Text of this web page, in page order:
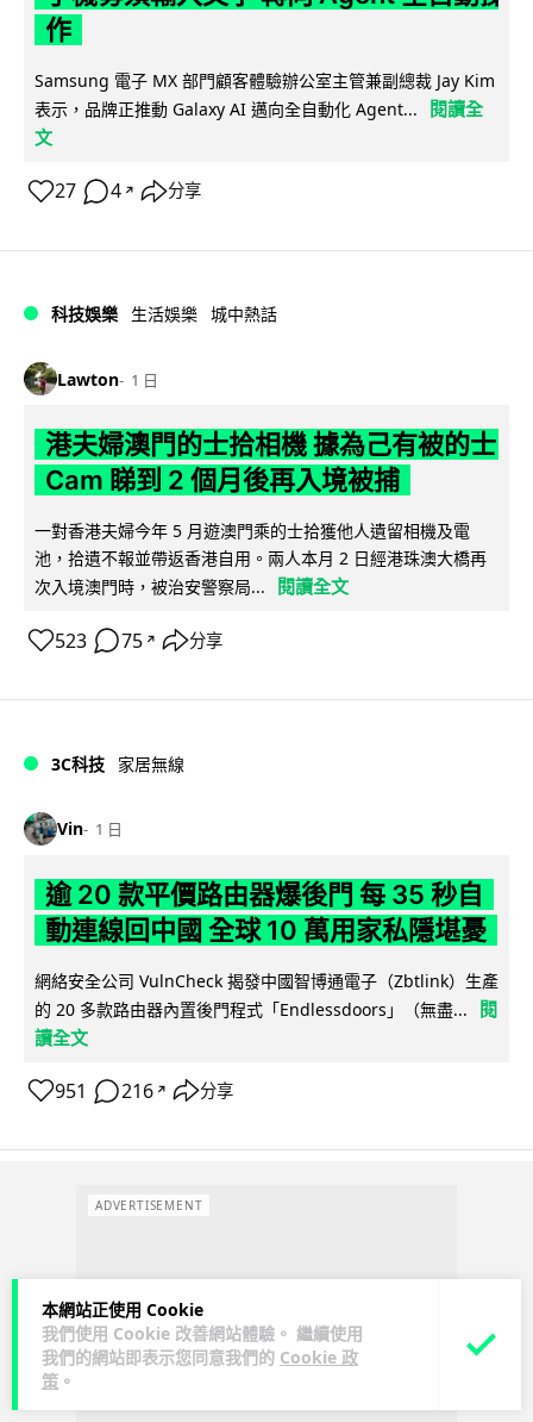
本網站正使用 Cookie
我們使用 Cookie 改善網站體驗。 繼續使用
我們的網站即表示您同意我們的 Cookie 政
策 。
作
Samsung 電子 MX 部門顧客體驗辦公室主管兼副總裁 Jay Kim
表示，品牌正推動 Galaxy AI 邁向全自動化 Agent...
閱讀全
文
27 4 ↗ 分享
科技娛樂 生活娛樂 城中熱話
Lawton 1 日
港夫婦澳門的士拾相機 據為己有被的士
Cam 睇到 2 個月後再入境被捕
一對香港夫婦今年 5 月遊澳門乘的士拾獲他人遺留相機及電
池，拾遺不報並帶返香港自用。兩人本月 2 日經港珠澳大橋再
次入境澳門時，被治安警察局...
閱讀全文
523 75 ↗ 分享
3C科技 家居無線
Vin 1 日
逾 20 款平價路由器爆後門 每 35 秒自
動連線回中國 全球 10 萬用家私隱堪憂
網絡安全公司 VulnCheck 揭發中國智博通電子（Zbtlink）生產
的 20 多款路由器內置後門程式「Endlessdoors」（無盡...
閱
讀全文
951 216 ↗ 分享
ADVERTISEMENT